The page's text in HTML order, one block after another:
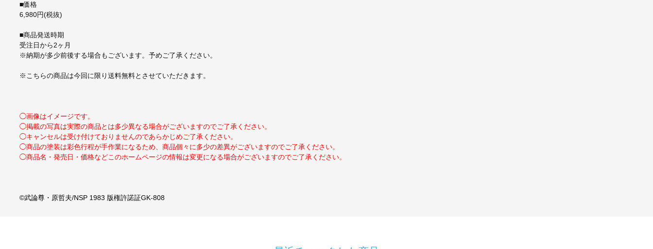
■価格
6,980円(税抜)
■商品発送時期
受注日から2ヶ月
※納期が多少前後する場合もございます。予めご了承ください。
※こちらの商品は今回に限り送料無料とさせていただきます。
◯画像はイメージです。
◯掲載の写真は実際の商品とは多少異なる場合がございますのでご了承ください。
◯キャンセルは受け付けておりませんのであらかじめご了承ください。
◯商品の塗装は彩色行程が手作業になるため、商品個々に多少の差異がございますのでご了承ください。
◯商品名・発売日・価格などこのホームページの情報は変更になる場合がございますのでご了承ください。
©武論尊・原哲夫/NSP 1983 版権許諾証GK-808